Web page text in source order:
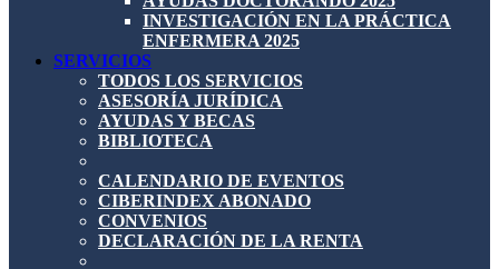
INVESTIGACIÓN EN LA PRÁCTICA
ENFERMERA 2025
SERVICIOS
TODOS LOS SERVICIOS
ASESORÍA JURÍDICA
AYUDAS Y BECAS
BIBLIOTECA
CALENDARIO DE EVENTOS
CIBERINDEX ABONADO
CONVENIOS
DECLARACIÓN DE LA RENTA